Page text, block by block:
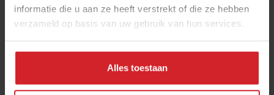
informatie die u aan ze heeft verstrekt of die ze hebben
verzameld op basis van uw gebruik van hun services.
Alles toestaan
Zo heeft Big Dill Pickle Party – een pagina vol memes
over augurken – zo’n 96.000 volgers.
Onlangs opende Pickled in Zwolle: Nederlands eerste